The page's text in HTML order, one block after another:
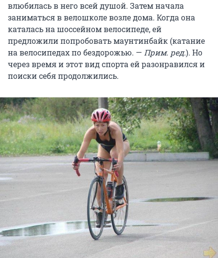
влюбилась в него всей душой. Затем начала
заниматься в велошколе возле дома. Когда она
каталась на шоссейном велосипеде, ей
предложили попробовать маунтинбайк (катание
на велосипедах по бездорожью. — Прим. ред.). Но
через время и этот вид спорта ей разонравился и
поиски себя продолжились.